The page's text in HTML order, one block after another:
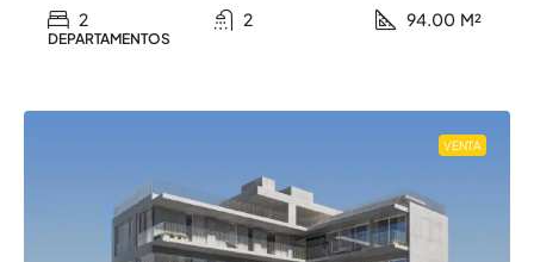
2 2 94.00 M²
DEPARTAMENTOS
VENTA